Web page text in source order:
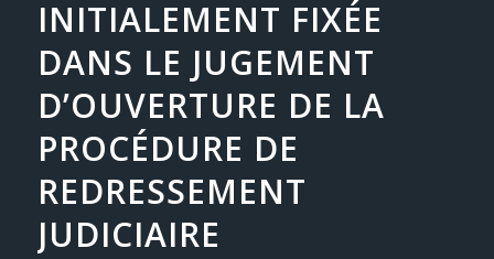
INITIALEMENT FIXÉE
DANS LE JUGEMENT
D’OUVERTURE DE LA
PROCÉDURE DE
REDRESSEMENT
JUDICIAIRE